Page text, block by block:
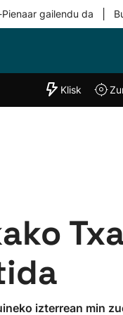
gailendu da
"Helmuga"
Klisk
izterrean min